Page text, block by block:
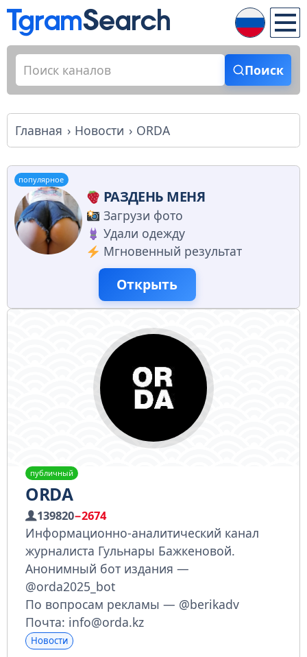
Поиск
Главная Новости ORDA
популярное
РАЗДЕНЬ МЕНЯ
Загрузи фото
Удали одежду
Мгновенный результат
Открыть
публичный
ORDA
139820−2674
Информационно-аналитический канал
журналиста Гульнары Бажкеновой.
Анонимный бот издания —
@orda2025_bot
По вопросам рекламы — @berikadv
Почта: info@orda.kz
Новости